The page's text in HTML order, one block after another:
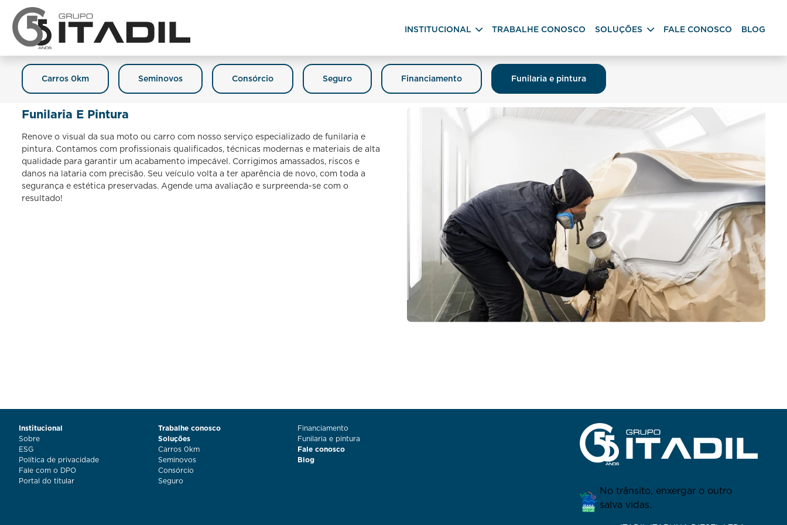
INSTITUCIONAL TRABALHE CONOSCO SOLUÇÕES FALE CONOSCO BLOG
Carros 0km Seminovos Consórcio Seguro Financiamento Funilaria e pintura
Funilaria E Pintura
Renove o visual da sua moto ou carro com nosso serviço especializado de funilaria e
pintura. Contamos com profissionais qualificados, técnicas modernas e materiais de alta
qualidade para garantir um acabamento impecável. Corrigimos amassados, riscos e
danos na lataria com precisão. Seu veículo volta a ter aparência de novo, com toda a
segurança e estética preservadas. Agende uma avaliação e surpreenda-se com o
resultado!
No trânsito, enxergar o outro
salva vidas.
Institucional
Sobre
ESG
Política de privacidade
Fale com o DPO
Portal do titular
Trabalhe conosco
Soluções
Carros 0km
Seminovos
Consórcio
Seguro
Financiamento
Funilaria e pintura
Fale conosco
Blog